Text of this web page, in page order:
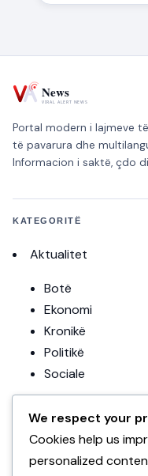
Portal modern i lajmeve
të pavarura dhe
Informacion i saktë, çdo
KATEGORITË
Aktualitet
Botë
Ekonomi
Kronikë
Politikë
Sociale
Teknologji
Uncategorized
We respect your
Cookies help us
personalized